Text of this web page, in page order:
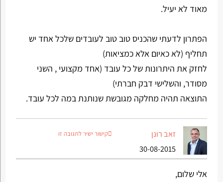
מאוד לא יעיל.
הפתרון לדעתי שהכניס טוב טוב לעובדים שלכל אחד יש
תחליף (לא כאיום אלא כמציאות)
לחזק את היתרונות של כל עובד (אחד מקצועי , השני
מסודר, והשלישי דבק חברתי)
התוצאה תהיה מחלקה מגובשת שנותנת במה לכל עובד.
זאב רונן
30-08-2015
קישור ישיר לתגובה זו
אלי שלום,